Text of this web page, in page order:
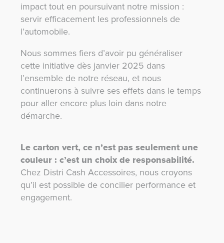
impact tout en poursuivant notre mission :
servir efficacement les professionnels de
l’automobile.
Nous sommes fiers d’avoir pu généraliser
cette initiative dès janvier 2025 dans
l’ensemble de notre réseau, et nous
continuerons à suivre ses effets dans le temps
pour aller encore plus loin dans notre
démarche.
Le carton vert, ce n’est pas seulement une
couleur : c’est un choix de responsabilité.
Chez Distri Cash Accessoires, nous croyons
qu’il est possible de concilier performance et
engagement.